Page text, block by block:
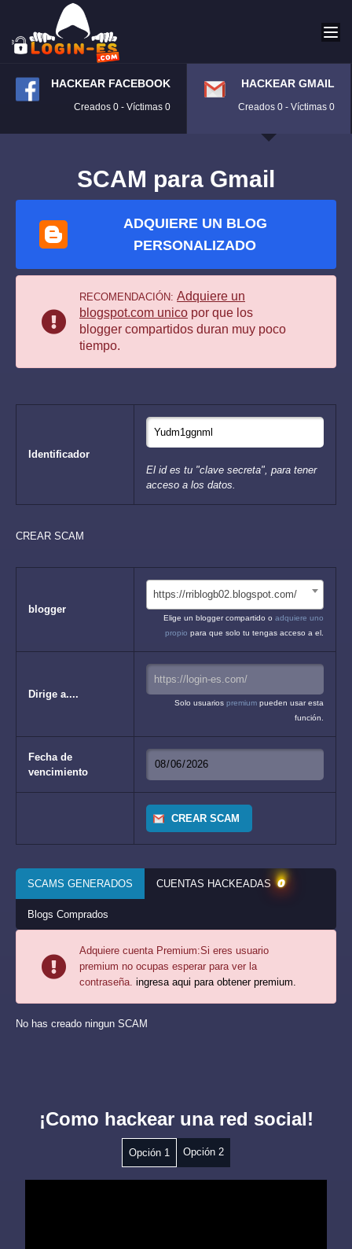
HACKEAR FACEBOOK
Creados 0 - Víctimas 0
HACKEAR GMAIL
Creados 0 - Víctimas 0
SCAM para Gmail
ADQUIERE UN BLOG
PERSONALIZADO
RECOMENDACIÓN: Adquiere un
blogspot.com unico por que los
blogger compartidos duran muy poco
tiempo.
Identificador
El id es tu "clave secreta", para tener
acceso a los datos.
CREAR SCAM
blogger
https://rriblogb02.blogspot.com/
Elige un blogger compartido o adquiere uno
propio para que solo tu tengas acceso a el.
Dirige a....
Solo usuarios premium pueden usar esta
función.
Fecha de
vencimiento
CREAR SCAM
SCAMS GENERADOS CUENTAS HACKEADAS 0
Blogs Comprados
Adquiere cuenta Premium:Si eres usuario
premium no ocupas esperar para ver la
contraseña. ingresa aqui para obtener premium.
No has creado ningun SCAM
¡Como hackear una red social!
Opción 1 Opción 2